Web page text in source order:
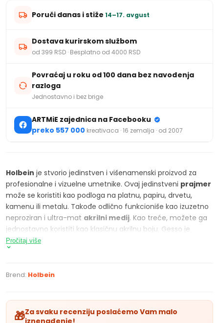
Poruči danas i stiže 14–17. avgust
Dostava kurirskom službom
od 399 RSD · Besplatno od 4000 RSD
Povraćaj u roku od 100 dana bez navođenja
razloga
Jednostavno i bez brige
ARTMiE zajednica na Facebooku
preko 557 000 kreativaca · 16 zemalja · od 2007
Holbein je stvorio jedinstven i višenamenski proizvod za
profesionalne i vizuelne umetnike. Ovaj jedinstveni prajmer
može se koristiti kao podloga na platnu, papiru, drvetu,
kamenu ili metalu. Takođe odlično funkcioniše kao izuzetno
neproziran i ultra-mat akrilni medij. Kao treće, možete ga
jednostavno koristiti kao klasičnu akrilnu boju. Gesso je
izuzetno pigmentovana
sa bilo kojom drugom akrilnom bojom ili prajmerom kako bi
možete naneti bilo koje boje ili pastele na bazi vode i ulja.
Akrilni prajmer u boji za platno
Visoka pokrivenost i postojanost na svetlosti
Pročitaj više
Brend: Holbein
🎁Za svaku recenziju poslaćemo Vam malo
iznenađenje!